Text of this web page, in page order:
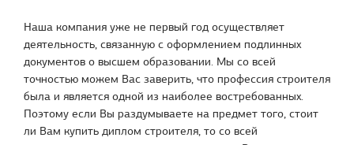
Наша компания уже не первый год осуществляет
деятельность, связанную с оформлением подлинных
документов о высшем образовании. Мы со всей
точностью можем Вас заверить, что профессия строителя
была и является одной из наиболее востребованных.
Поэтому если Вы раздумываете на предмет того, стоит
ли Вам купить диплом строителя, то со всей